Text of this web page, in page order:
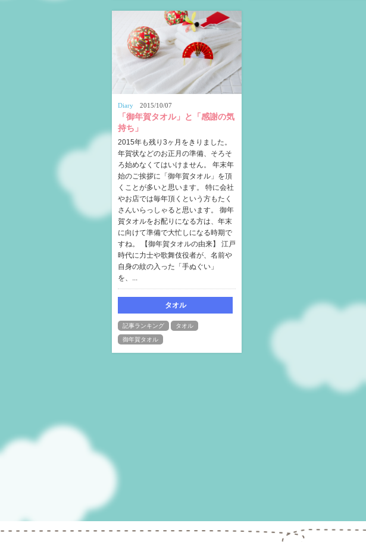
Diary 2015/10/07
「御年賀タオル」と「感謝の気
持ち」
2015年も残り3ヶ月をきりました。
年賀状などのお正月の準備、そろそ
ろ始めなくてはいけません。 年末年
始のご挨拶に「御年賀タオル」を頂
くことが多いと思います。 特に会社
やお店では毎年頂くという方もたく
さんいらっしゃると思います。 御年
賀タオルをお配りになる方は、年末
に向けて準備で大忙しになる時期で
すね。 【御年賀タオルの由来】 江戸
時代に力士や歌舞伎役者が、名前や
自身の紋の入った「手ぬぐい」
を、...
タオル
記事ランキング タオル
御年賀タオル